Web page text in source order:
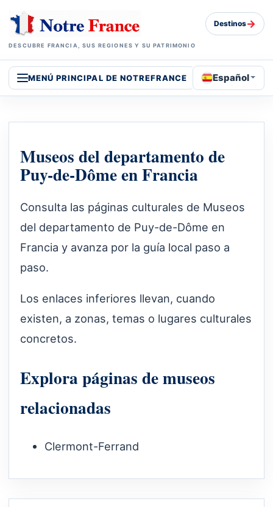
DESCUBRE FRANCIA, SUS REGIONES Y SU PATRIMONIO
Destinos→
MENÚ PRINCIPAL DE NOTREFRANCE Español
Museos del departamento de
Puy-de-Dôme en Francia
Consulta las páginas culturales de Museos
del departamento de Puy-de-Dôme en
Francia y avanza por la guía local paso a
paso.
Los enlaces inferiores llevan, cuando
existen, a zonas, temas o lugares culturales
concretos.
Explora páginas de museos
relacionadas
Clermont-Ferrand